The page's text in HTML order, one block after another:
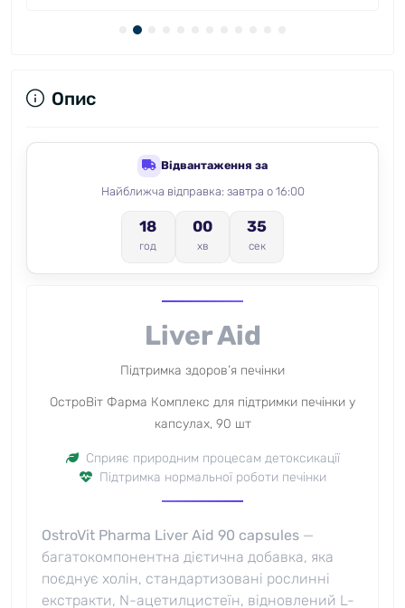
Опис
Відвантаження за
Найближча відправка: завтра о 16:00
18
год
00
хв
34
сек
Liver Aid
Підтримка здоров’я печінки
ОстроВіт Фарма Комплекс для підтримки печінки у
капсулах, 90 шт
Сприяє природним процесам детоксикації
Підтримка нормальної роботи печінки
OstroVit Pharma Liver Aid 90 capsules —
багатокомпонентна дієтична добавка, яка
поєднує холін, стандартизовані рослинні
екстракти, N-ацетилцистеїн, відновлений L-